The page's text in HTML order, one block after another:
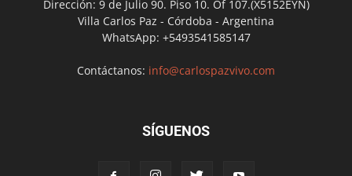
Dirección: 9 de Julio 90. Piso 10. Of 107.(X5152EYN)
Villa Carlos Paz - Córdoba - Argentina
WhatsApp: +5493541585147
Contáctanos: info@carlospazvivo.com
SÍGUENOS